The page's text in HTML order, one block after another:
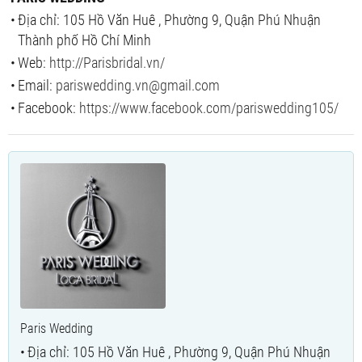
Địa chỉ: 105 Hồ Văn Huê , Phường 9, Quận Phú Nhuận
Thành phố Hồ Chí Minh
Web: http://Parisbridal.vn/
Email: pariswedding.vn@gmail.com
Facebook: https://www.facebook.com/pariswedding105/
Paris Wedding
Địa chỉ: 105 Hồ Văn Huê , Phường 9, Quận Phú Nhuận